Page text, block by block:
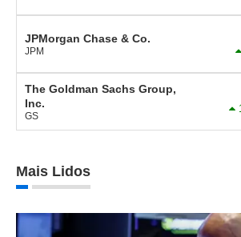
JPMorgan Chase & Co.
JPM
The Goldman Sachs Group,
Inc.
GS
Mais Lidos